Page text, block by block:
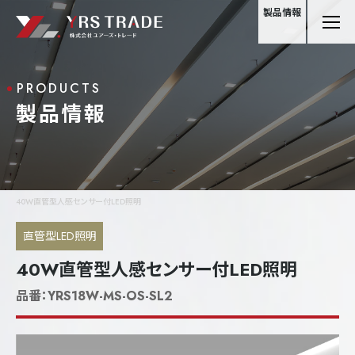
製品情報
40W直管型人感センサー付LED照明
PRODUCTS
製品情報
直管型LED照明
40W直管型人感センサー付LED照明
品番：YRS18W-MS-OS-SL2